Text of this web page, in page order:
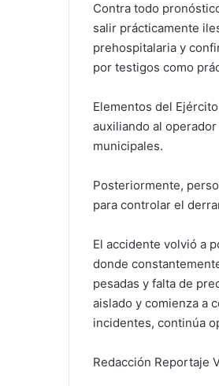
Contra todo
salir prácticamente
prehospitalaria y
por testigos como
Elementos del
auxiliando al
municipales.
Posteriormente,
para controlar el
El accidente volvió a
donde
pesadas y falta de
aislado y comienza a
incidentes, continúa
Redacción Reportaje